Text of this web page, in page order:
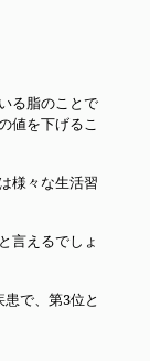
る脂のことで
値を下げるこ
様々な生活習
言えるでしょ
で、第3位と